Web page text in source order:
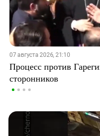
07 августа 2026, 21:10
Процесс против
сторонников